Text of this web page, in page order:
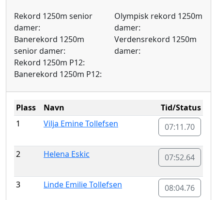
Rekord 1250m senior
damer:
Banerekord 1250m
senior damer:
Rekord 1250m P12:
Banerekord 1250m P12:
Olympisk rekord 1250m
damer:
Verdensrekord 1250m
damer:
Plass Navn
Tid/Status
1
Vilja Emine Tollefsen 07:11.70
2 Helena Eskic 07:52.64
3 Linde Emilie Tollefsen 08:04.76